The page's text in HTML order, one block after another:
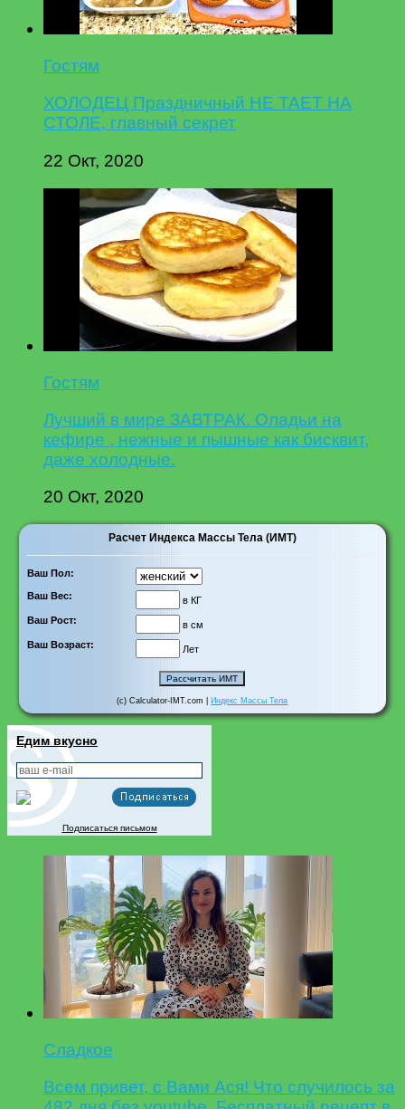
Гостям
ХОЛОДЕЦ Праздничный НЕ ТАЕТ НА
СТОЛЕ, главный секрет
22 Окт, 2020
Гостям
Лучший в мире ЗАВТРАК. Оладьи на
кефире , нежные и пышные как бисквит,
даже холодные.
20 Окт, 2020
Расчет Индекса Массы Тела (ИМТ)
Ваш Пол:
Ваш Вес:
в КГ
Ваш Рост:
в см
Ваш Возраст:
Лет
(c) Calculator-IMT.com | Индекс Массы Тела
Едим вкусно
Подписаться письмом
Сладкое
Всем привет, с Вами Ася! Что случилось за